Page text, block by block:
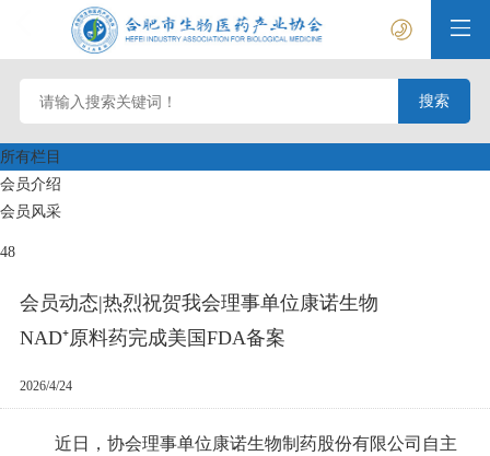
所有栏目
会员介绍
会员风采
48
会员动态|热烈祝贺我会理事单位康诺生物
NAD⁺原料药完成美国FDA备案
2026/4/24
近日，协会理事单位康诺生物制药股份有限公司自主